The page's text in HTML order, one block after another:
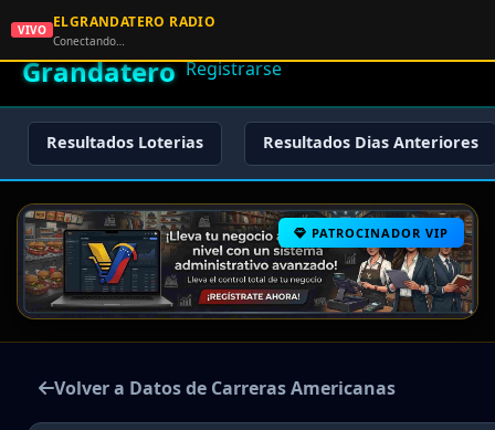
🌟 El
Grandatero Registrarse
Resultados Loterias Resultados Dias Anteriores
PATROCINADOR VIP
Volver a Datos de Carreras Americanas
VIVO ELGRANDATERO RADIO
Conectando…